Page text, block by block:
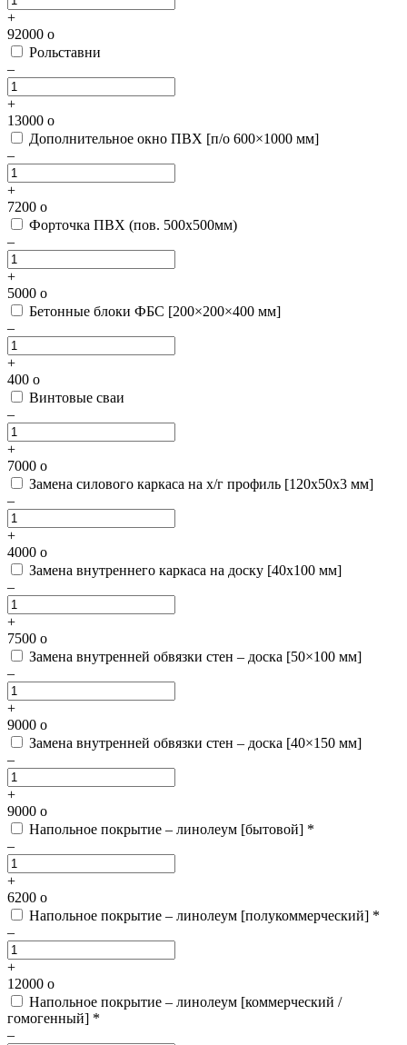
+
92000 o
Рольставни
–
+
13000 o
Дополнительное окно ПВХ [п/о 600×1000 мм]
–
+
7200 o
Форточка ПВХ (пов. 500х500мм)
–
+
5000 o
Бетонные блоки ФБС [200×200×400 мм]
–
+
400 o
Винтовые сваи
–
+
7000 o
Замена силового каркаса на х/г профиль [120х50х3 мм]
–
+
4000 o
Замена внутреннего каркаса на доску [40х100 мм]
–
+
7500 o
Замена внутренней обвязки стен – доска [50×100 мм]
–
+
9000 o
Замена внутренней обвязки стен – доска [40×150 мм]
–
+
9000 o
Напольное покрытие – линолеум [бытовой] *
–
+
6200 o
Напольное покрытие – линолеум [полукоммерческий] *
–
+
12000 o
Напольное покрытие – линолеум [коммерческий /
гомогенный] *
–